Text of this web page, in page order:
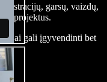
garsų, vaizdų,
projektus.
gali įgyvendinti bet